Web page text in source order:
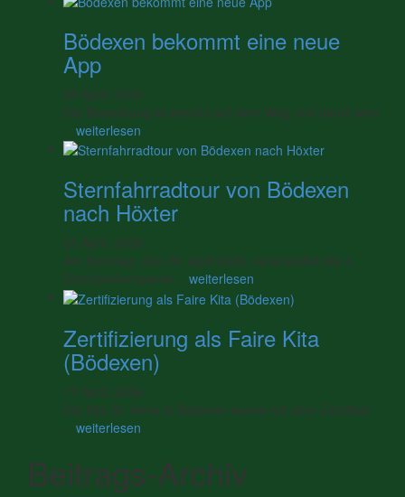
Bödexen bekommt eine neue
App
28 April, 2026
Die Bewerbung ist bereits auf dem Weg und damit wird
weiterlesen
Sternfahrradtour von Bödexen
nach Höxter
23 April, 2026
Am Sonntag, den 26. April 2026, veranstaltet die 4.
Schützenkompanie …weiterlesen
Zertifizierung als Faire Kita
(Bödexen)
17 April, 2026
Die Kita St. Anna in Bödexen wurde mit dem Zertifikat
weiterlesen
Beitrags-Archiv